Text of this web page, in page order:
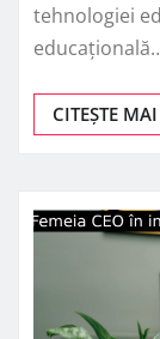
tehnologiei
CITEȘTE